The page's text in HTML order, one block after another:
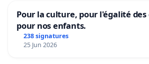
Pour la culture, pour l'égalité des
pour nos enfants.
238 signatures
25 Jun 2026